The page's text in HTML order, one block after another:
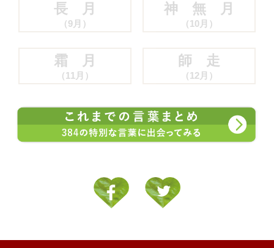
長 月
（9月）
神 無 月
（10月）
霜 月
（11月）
師 走
（12月）